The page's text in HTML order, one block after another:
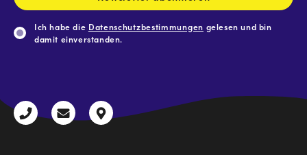
Ich habe die Datenschutzbestimmungen gelesen und bin
damit einverstanden.
+43
radio@freequenns.at
Kulturhausstraße